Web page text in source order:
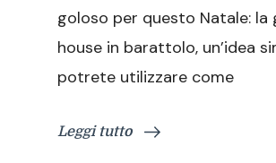
goloso per questo Natale: la
house in barattolo, un’idea
potrete utilizzare come
Leggi tutto